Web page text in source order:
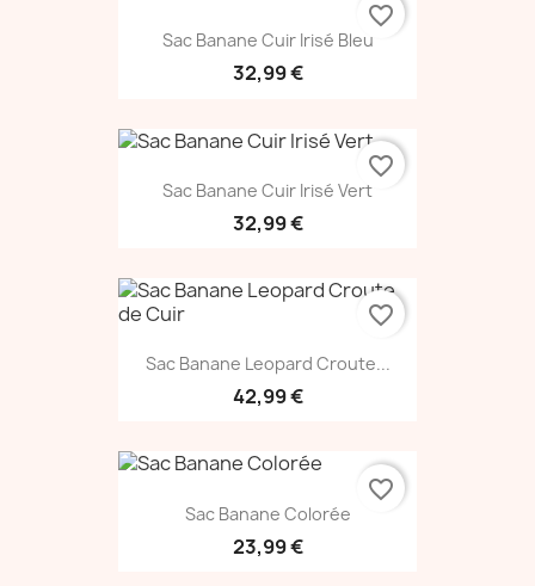
Sac Banane Cuir Irisé Bleu
32,99 €
favorite_border
Sac Banane Cuir Irisé Vert
32,99 €
favorite_border
Sac Banane Leopard Croute...
42,99 €
favorite_border
Sac Banane Colorée
23,99 €
favorite_border